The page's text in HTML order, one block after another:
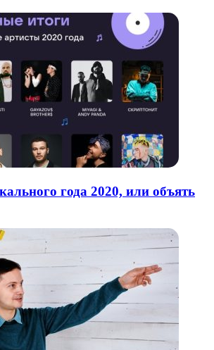
года 2020, или объять